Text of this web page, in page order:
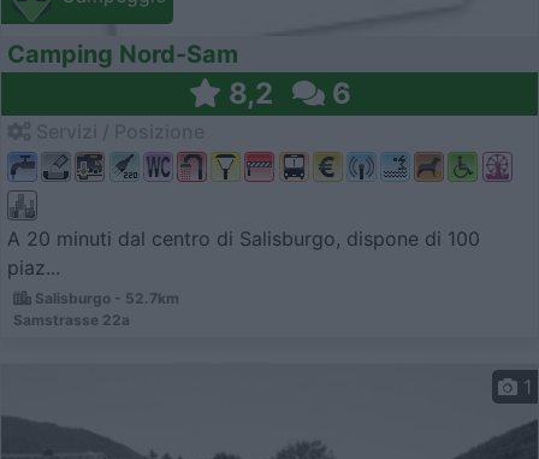
Camping Nord-Sam
8,2 6
A 20 minuti dal centro di Salisburgo, dispone di 100
piaz...
Salisburgo - 52.7km
Samstrasse 22a
1